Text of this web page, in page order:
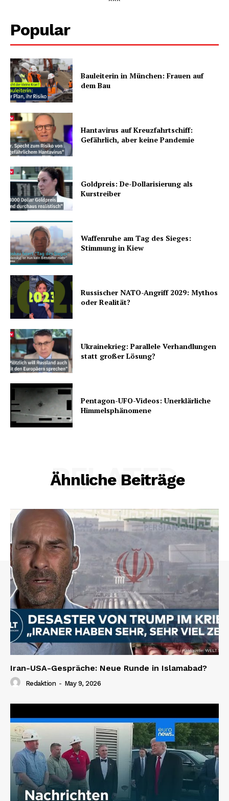
Popular
Bauleiterin in München: Frauen auf
dem Bau
Hantavirus auf Kreuzfahrtschiff:
Gefährlich, aber keine Pandemie
Goldpreis: De-Dollarisierung als
Kurstreiber
Waffenruhe am Tag des Sieges:
Stimmung in Kiew
Russischer NATO-Angriff 2029: Mythos
oder Realität?
Ukrainekrieg: Parallele Verhandlungen
statt großer Lösung?
Pentagon-UFO-Videos: Unerklärliche
Himmelsphänomene
Ähnliche Beiträge
RELATED
Iran-USA-Gespräche: Neue Runde in Islamabad?
Redaktion - May 9, 2026